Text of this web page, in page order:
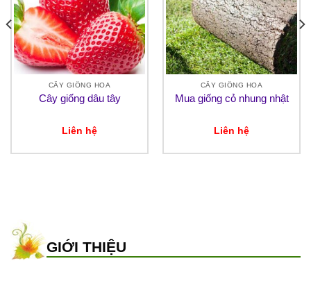
CÂY GIỐNG HOA
Cây giống dâu tây
Liên hệ
CÂY GIỐNG HOA
Mua giống cỏ nhung nhật
Liên hệ
GIỚI THIỆU